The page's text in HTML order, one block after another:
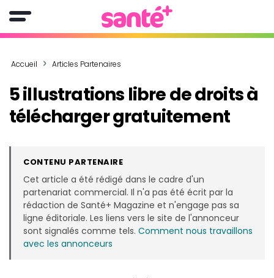
Accueil Articles Partenaires
5 illustrations libre de droits à
télécharger gratuitement
CONTENU PARTENAIRE
Cet article a été rédigé dans le cadre d'un
partenariat commercial. Il n'a pas été écrit par la
rédaction de Santé+ Magazine et n'engage pas sa
ligne éditoriale. Les liens vers le site de l'annonceur
sont signalés comme tels. Comment nous travaillons
avec les annonceurs